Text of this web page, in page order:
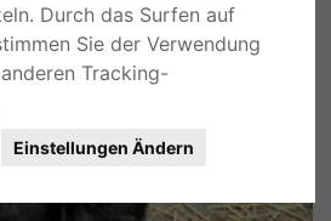
Durch das Surfen auf
Sie der Verwendung
Tracking-
Einstellungen Ändern